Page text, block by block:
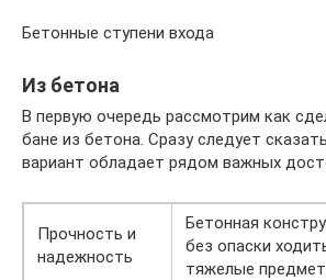
Бетонные ступени входа
Из бетона
В первую очередь рассмотрим как
бане из бетона. Сразу следует
вариант обладает рядом важных
Прочность и
надежность
Бетонная
без опаски
тяжелые